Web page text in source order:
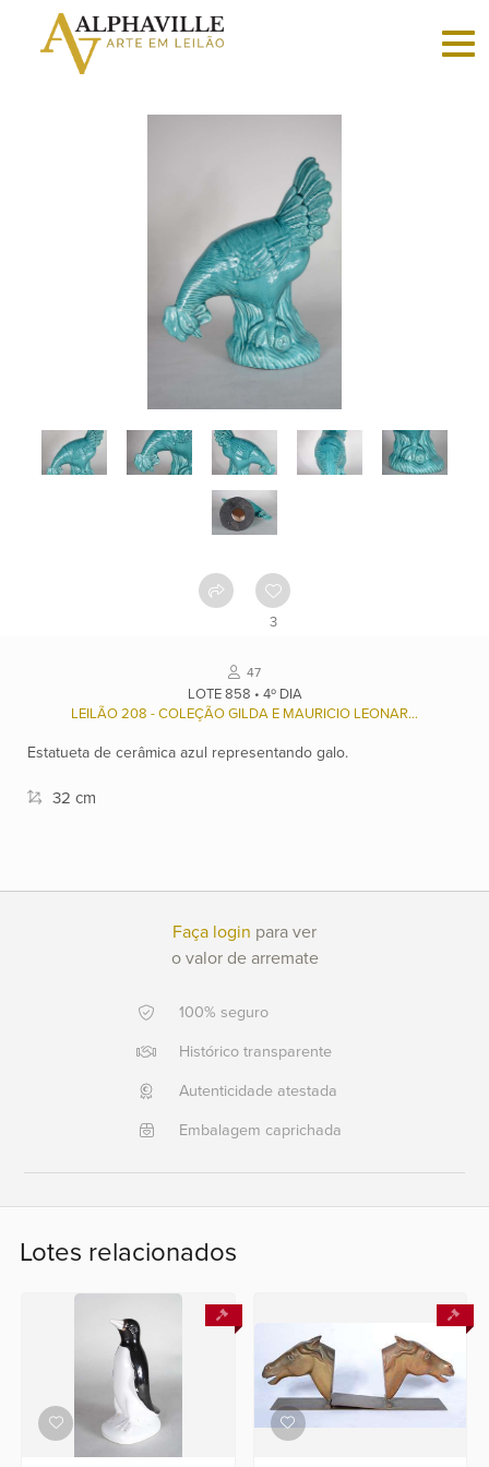
Criar
Home
Sobre
funciona
Contato
catálogo
Leilões
Moeda:
Ajuda?
+55
21
2553
0791
2554
6400
Fale
conosco
3
47
LOTE 858 • 4º DIA
LEILÃO 208 - COLEÇÃO GILDA E MAURICIO LEONARDOS (1937/2022), E OUTROS.
Estatueta de cerâmica azul representando galo.
32 cm
Faça login para ver
o valor de arremate
100% seguro
Histórico transparente
Autenticidade atestada
Embalagem caprichada
Lotes relacionados